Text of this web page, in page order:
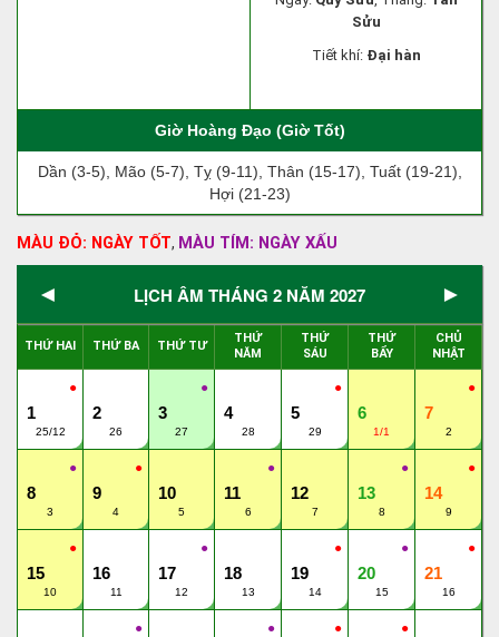
Sửu
Tiết khí: Đại hàn
Giờ Hoàng Đạo (Giờ Tốt)
Dần (3-5), Mão (5-7), Tỵ (9-11), Thân (15-17), Tuất (19-21),
Hợi (21-23)
MÀU ĐỎ: NGÀY TỐT, MÀU TÍM: NGÀY XẤU
◄ LỊCH ÂM THÁNG 2 NĂM 2027 ►
THỨ HAI THỨ BA THỨ TƯ
THỨ
NĂM
THỨ
SÁU
THỨ
BẨY
CHỦ
NHẬT
●
1
25/12
2
26
●
3
27
4
28
●
5
29
6
1/1
●
7
2
●
8
3
●
9
4
10
5
●
11
6
12
7
●
13
8
●
14
9
●
15
10
16
11
●
17
12
18
13
●
19
14
●
20
15
●
21
16
● ● ● ●